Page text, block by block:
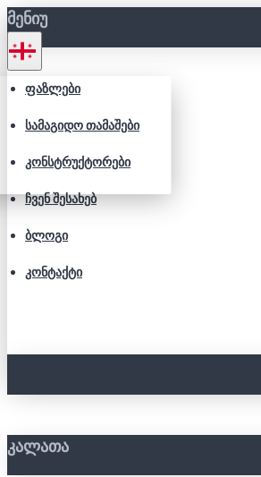
ᲛᲔᲜᲘᲣ
ᲤᲐᲖᲚᲔᲑᲘ
ᲡᲐᲛᲐᲒᲘᲓᲝ ᲗᲐᲛᲐᲨᲔᲑᲘ
ᲙᲝᲜᲡᲢᲠᲣᲥᲢᲝᲠᲔᲑᲘ
ᲩᲕᲔᲜ ᲨᲔᲡᲐᲮᲔᲑ
ᲑᲚᲝᲒᲘ
ᲙᲝᲜᲢᲐᲥᲢᲘ
ᲙᲐᲚᲐᲗᲐ